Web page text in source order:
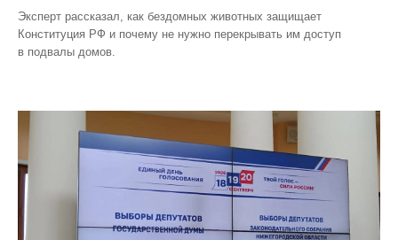
Эксперт рассказал, как бездомных животных защищает
Конституция РФ и почему не нужно перекрывать им доступ
в подвалы домов.